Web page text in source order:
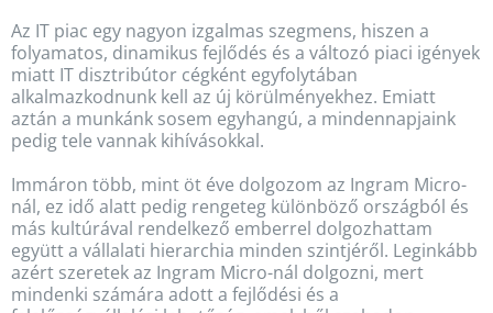
Az IT piac egy nagyon izgalmas szegmens, hiszen a
folyamatos, dinamikus fejlődés és a változó piaci igények
miatt IT disztribútor cégként egyfolytában
alkalmazkodnunk kell az új körülményekhez. Emiatt
aztán a munkánk sosem egyhangú, a mindennapjaink
pedig tele vannak kihívásokkal.
Immáron több, mint öt éve dolgozom az Ingram Micro-
nál, ez idő alatt pedig rengeteg különböző országból és
más kultúrával rendelkező emberrel dolgozhattam
együtt a vállalati hierarchia minden szintjéről. Leginkább
azért szeretek az Ingram Micro-nál dolgozni, mert
mindenki számára adott a fejlődési és a